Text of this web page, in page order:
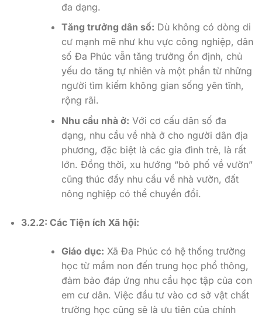
đa dạng.
Tăng trưởng dân số: Dù không có dòng di
cư mạnh mẽ như khu vực công nghiệp, dân
số Đa Phúc vẫn tăng trưởng ổn định, chủ
yếu do tăng tự nhiên và một phần từ những
người tìm kiếm không gian sống yên tĩnh,
rộng rãi.
Nhu cầu nhà ở: Với cơ cấu dân số đa
dạng, nhu cầu về nhà ở cho người dân địa
phương, đặc biệt là các gia đình trẻ, là rất
lớn. Đồng thời, xu hướng “bỏ phố về vườn”
cũng thúc đẩy nhu cầu về nhà vườn, đất
nông nghiệp có thể chuyển đổi.
3.2.2: Các Tiện ích Xã hội:
Giáo dục: Xã Đa Phúc có hệ thống trường
học từ mầm non đến trung học phổ thông,
đảm bảo đáp ứng nhu cầu học tập của con
em cư dân. Việc đầu tư vào cơ sở vật chất
trường học cũng sẽ là ưu tiên của chính